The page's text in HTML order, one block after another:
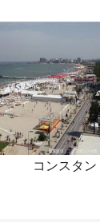
コンスタン